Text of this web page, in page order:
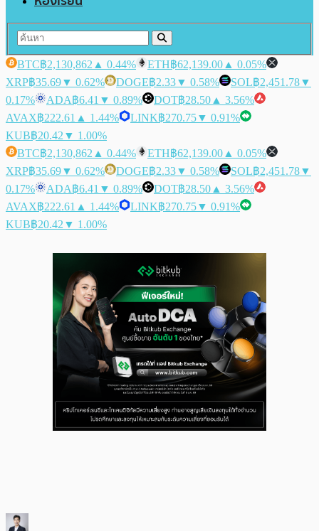
BTC฿2,130,862 ▲ 0.44% ETH฿62,139.00 ▲ 0.05%
XRP฿35.69▼ 0.62% DOGE฿2.33▼ 0.58% SOL฿2,451.78▼
0.17%
ADA฿6.41 ▼ 0.89% DOT฿28.50 ▲ 3.56%
AVAX฿222.61 ▲ 1.44% LINK฿270.75▼ 0.91%
KUB฿20.42 ▼ 1.00%
BTC฿2,130,862 ▲ 0.44% ETH฿62,139.00 ▲ 0.05%
XRP฿35.69▼ 0.62% DOGE฿2.33▼ 0.58% SOL฿2,451.78▼
0.17%
ADA฿6.41 ▼ 0.89% DOT฿28.50 ▲ 3.56%
AVAX฿222.61 ▲ 1.44% LINK฿270.75▼ 0.91%
KUB฿20.42 ▼ 1.00%